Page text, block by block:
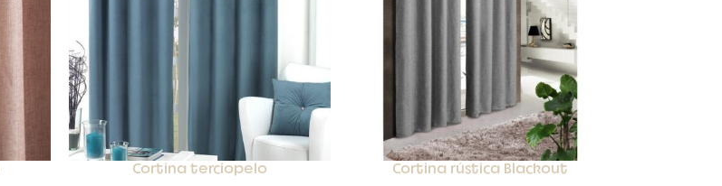
Cortina terciopelo Cortina rústica Blackout